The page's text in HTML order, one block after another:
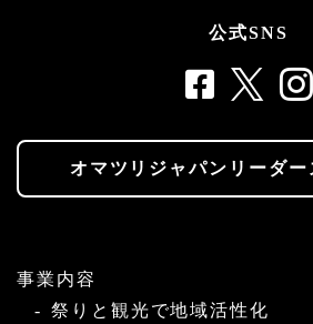
公式SNS
オマツリジャパンリーダー
事業内容
祭りと観光で地域活性化